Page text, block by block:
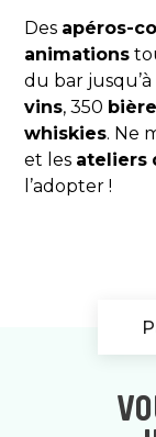
Des apéros-
animations
du bar
vins, 350
whiskies. Ne
et les ateliers
l’adopter !